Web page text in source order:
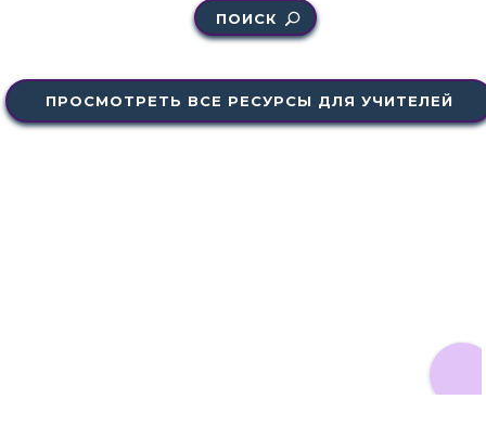
ПОИСК
ПРОСМОТРЕТЬ ВСЕ РЕСУРСЫ ДЛЯ УЧИТЕЛЕЙ